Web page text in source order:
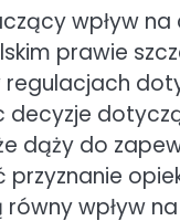
wpływ
prawie
regulacjach
dąży do
wpływ